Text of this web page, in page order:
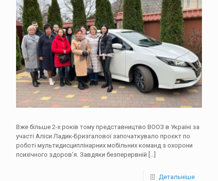
Вже більше 2-х років тому представництво ВООЗ в Україні за
участі Аліси Ладик-Бризгалової започаткувало проєкт по
роботі мультидисциплінарних мобільних команд з охорони
психічного здоров’я. Завдяки безперервній […]
Детальніше